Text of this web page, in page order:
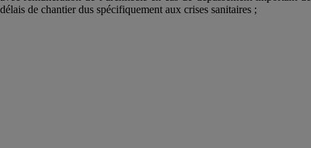
délais de chantier dus spécifiquement aux crises sanitaires ;